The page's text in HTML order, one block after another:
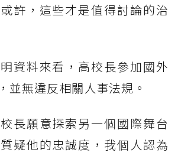
許，這些才是值得討論的治
資料來看，高校長參加國外
並無違反相關人事法規。
長願意探索另一個國際舞台
疑他的忠誠度，我個人認為